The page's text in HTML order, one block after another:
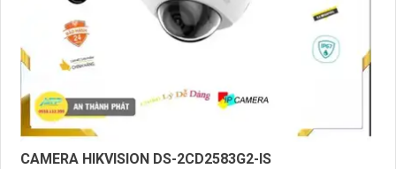
CAMERA HIKVISION DS-2CD2583G2-IS